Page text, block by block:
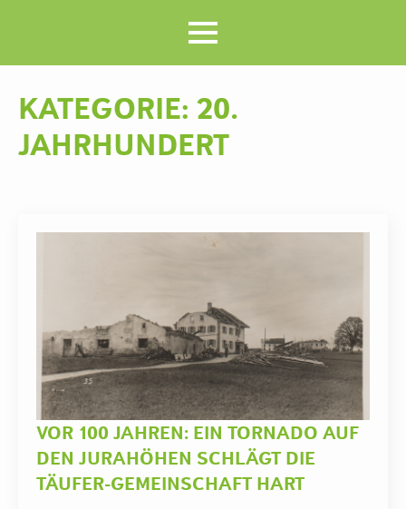
KATEGORIE: 20.
JAHRHUNDERT
VOR 100 JAHREN: EIN TORNADO AUF
DEN JURAHÖHEN SCHLÄGT DIE
TÄUFER-GEMEINSCHAFT HART